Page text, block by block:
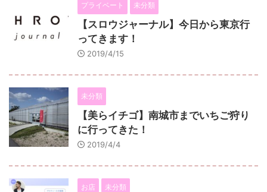
プライベート 未分類
【スロウジャーナル】今日から東京行
ってきます！
2019/4/15
未分類
【美らイチゴ】南城市までいちご狩り
に行ってきた！
2019/4/4
お店 未分類